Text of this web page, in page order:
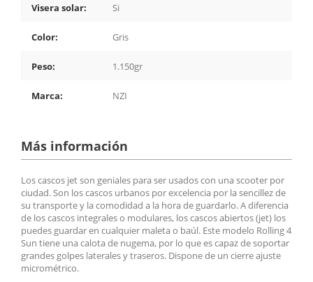
Visera solar: Si
Color: Gris
Peso: 1.150gr
Marca: NZI
Más información
Los cascos jet son geniales para ser usados con una scooter por
ciudad. Son los cascos urbanos por excelencia por la sencillez de
su transporte y la comodidad a la hora de guardarlo. A diferencia
de los cascos integrales o modulares, los cascos abiertos (jet) los
puedes guardar en cualquier maleta o baúl. Este modelo Rolling 4
Sun tiene una calota de nugema, por lo que es capaz de soportar
grandes golpes laterales y traseros. Dispone de un cierre ajuste
micrométrico.